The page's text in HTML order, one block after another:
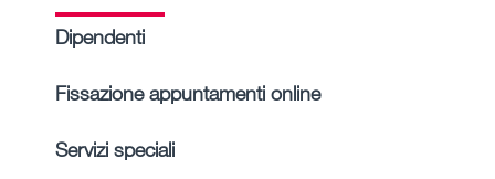
Dipendenti
Fissazione appuntamenti online
Servizi speciali